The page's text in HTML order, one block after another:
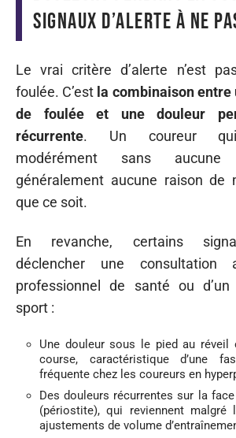
signaux d’alerte à ne
Le vrai critère d’alerte n’est
foulée. C’est la combinaison entre
de foulée et une douleur
récurrente. Un coureur qui
modérément sans
généralement aucune raison de
que ce soit.
En revanche, certains
déclencher une consultation
professionnel de santé ou
sport :
Une douleur sous le pied au réveil
course, caractéristique d’une
fréquente chez les coureurs en
Des douleurs récurrentes sur la
(périostite), qui reviennent
ajustements de volume